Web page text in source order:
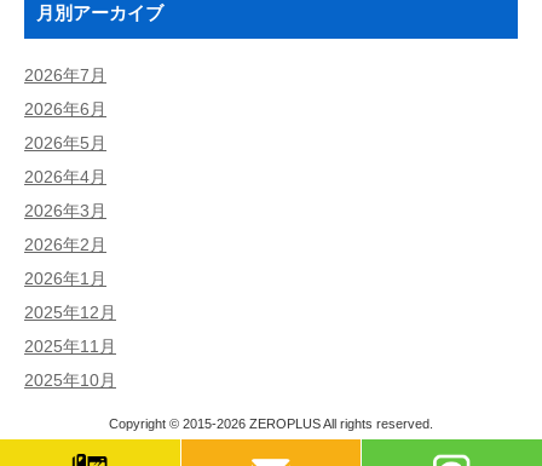
月別アーカイブ
2026年7月
2026年6月
2026年5月
2026年4月
2026年3月
2026年2月
2026年1月
2025年12月
2025年11月
2025年10月
Copyright © 2015-2026 ZEROPLUSAll rights reserved.